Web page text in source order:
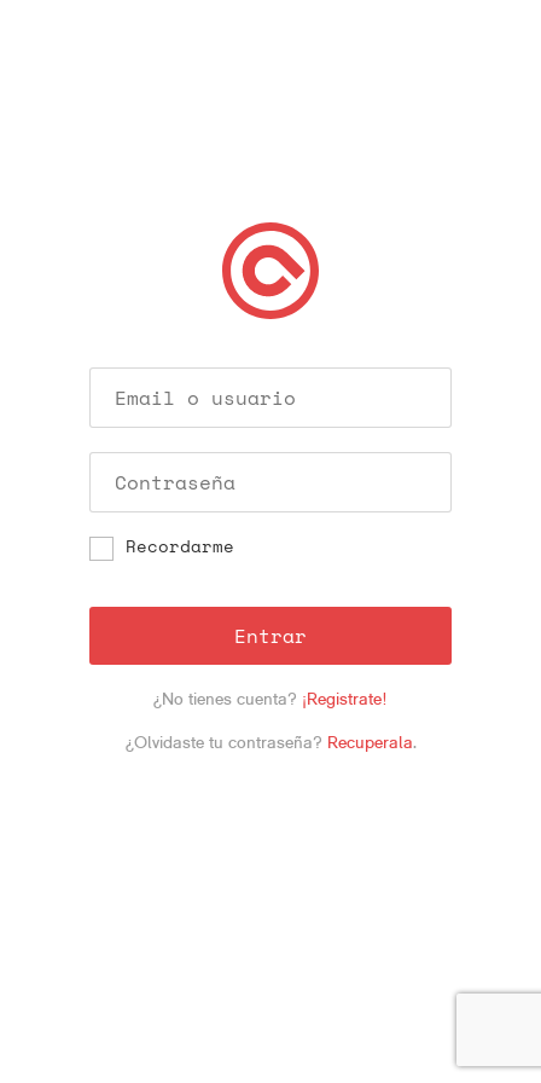
Recordarme
Entrar
¿No tienes cuenta? ¡Registrate!
¿Olvidaste tu contraseña? Recuperala.